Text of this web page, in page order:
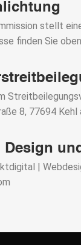
stellt
finden Sie
8, 77694 Kehl
Design
|